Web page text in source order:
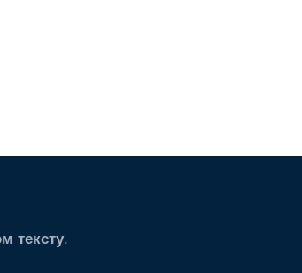
тексту.